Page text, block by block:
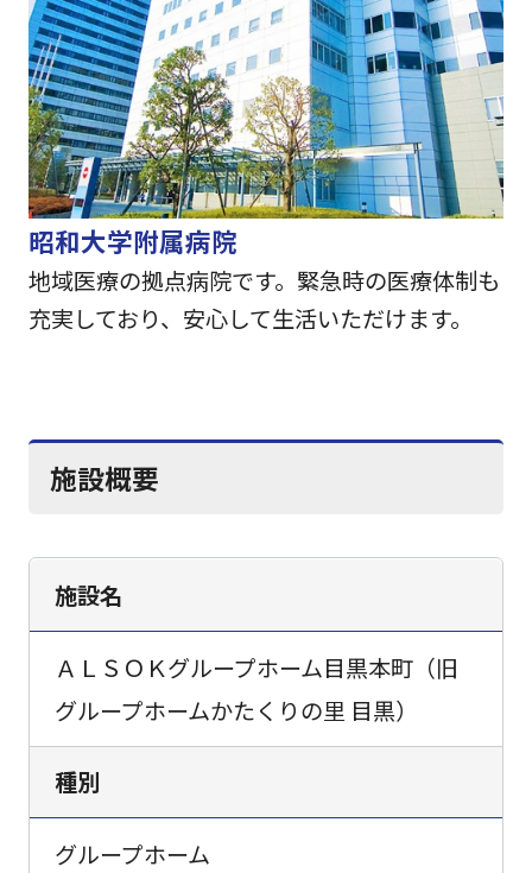
昭和大学附属病院
地域医療の拠点病院です。緊急時の医療体制も
充実しており、安心して生活いただけます。
施設概要
施設名
ＡＬＳＯＫグループホーム目黒本町（旧
グループホームかたくりの里 目黒）
種別
グループホーム